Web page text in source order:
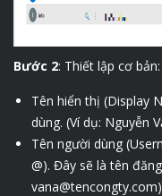
Bước 2: Thiết lập cơ bản:
Tên hiển thị (Display
dùng. (Ví dụ: Nguyễn
Tên người dùng
@). Đây sẽ là tên
vana@tencongty.com)